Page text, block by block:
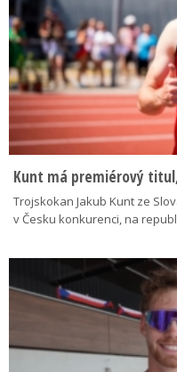
Kunt má premiérový
Trojskokan Jakub Kunt ze
v Česku konkurenci, na